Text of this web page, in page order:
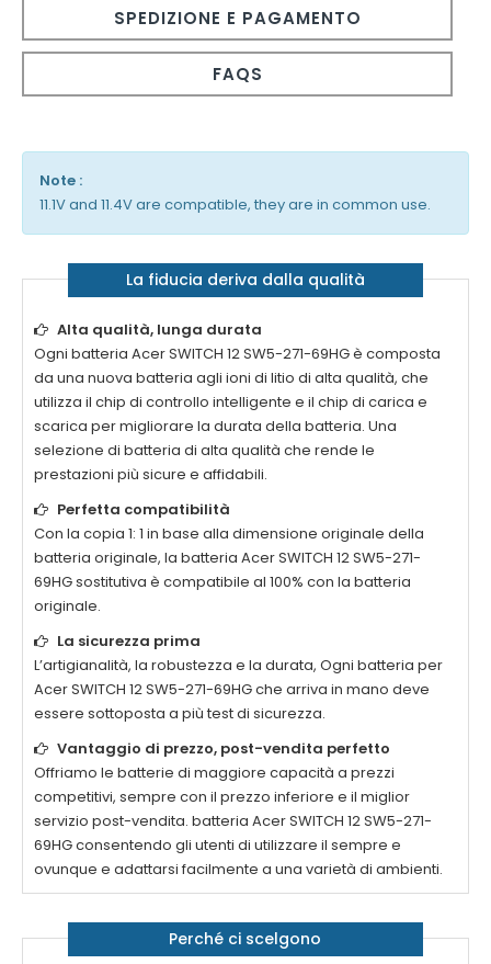
SPEDIZIONE E PAGAMENTO
FAQS
Note :
11.1V and 11.4V are compatible, they are in common use.
La fiducia deriva dalla qualità
Alta qualità, lunga durata
Ogni batteria Acer SWITCH 12 SW5-271-69HGè composta
da una nuova batteria agli ioni di litio di alta qualità, che
utilizza il chip di controllo intelligente e il chip di carica e
scarica per migliorare la durata della batteria. Una
selezione di batteria di alta qualità che rende le
prestazioni più sicure e affidabili.
Perfetta compatibilità
Con la copia 1: 1 in base alla dimensione originale della
batteria originale, la batteria Acer SWITCH 12 SW5-271-
69HGsostitutiva è compatibile al 100% con la batteria
originale.
La sicurezza prima
L’artigianalità, la robustezza e la durata, Ogni batteria per
Acer SWITCH 12 SW5-271-69HGche arriva in mano deve
essere sottoposta a più test di sicurezza.
Vantaggio di prezzo, post-vendita perfetto
Offriamo le batterie di maggiore capacità a prezzi
competitivi, sempre con il prezzo inferiore e il miglior
servizio post-vendita. batteria Acer SWITCH 12 SW5-271-
69HGconsentendo gli utenti di utilizzare il sempre e
ovunque e adattarsi facilmente a una varietà di ambienti.
Perché ci scelgono